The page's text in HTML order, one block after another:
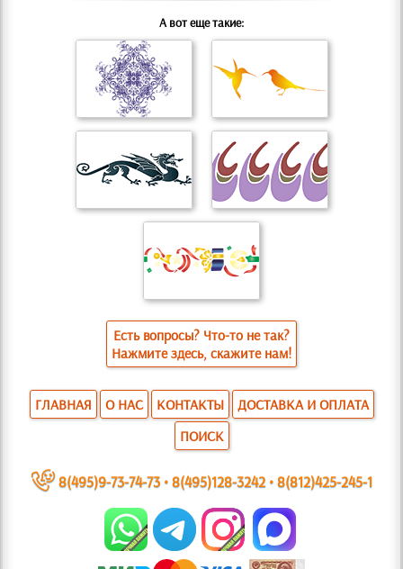
А вот еще такие:
Есть вопросы? Что-то не так?
Нажмите здесь, скажите нам!
ГЛАВНАЯ О НАС КОНТАКТЫ
ДОСТАВКА И ОПЛАТА
ПОИСК
~ 8(495)9-73-74-73•8(495)128-3242•8(812)425-245-1